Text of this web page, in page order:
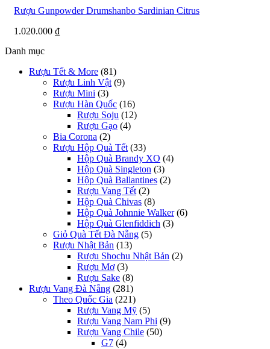
Rượu Gunpowder Drumshanbo Sardinian Citrus
1.020.000 ₫
Danh mục
Rượu Tết & More (81)
Rượu Linh Vật (9)
Rượu Mini (3)
Rượu Hàn Quốc (16)
Rượu Soju (12)
Rượu Gạo (4)
Bia Corona (2)
Rượu Hộp Quà Tết (33)
Hộp Quà Brandy XO (4)
Hộp Quà Singleton (3)
Hộp Quà Ballantines (2)
Rượu Vang Tết (2)
Hộp Quà Chivas (8)
Hộp Quà Johnnie Walker (6)
Hộp Quà Glenfiddich (3)
Giỏ Quà Tết Đà Nẵng (5)
Rượu Nhật Bản (13)
Rượu Shochu Nhật Bản (2)
Rượu Mơ (3)
Rượu Sake (8)
Rượu Vang Đà Nẵng (281)
Theo Quốc Gia (221)
Rượu Vang Mỹ (5)
Rượu Vang Nam Phi (9)
Rượu Vang Chile (50)
G7 (4)